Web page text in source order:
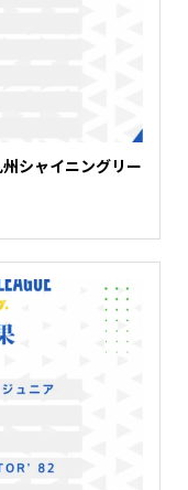
シャイニングリー